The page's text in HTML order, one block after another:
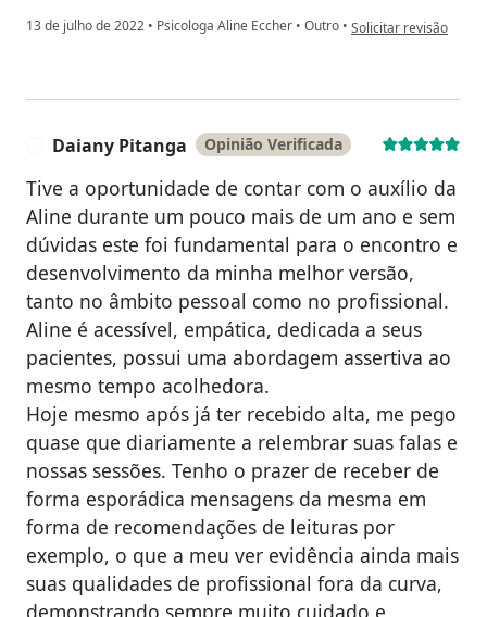
13 de julho de 2022 • Psicologa Aline Eccher • Outro • na opinião do
Solicitar revisão
Daiany Pitanga Opinião Verificada
Tive a oportunidade de contar com o auxílio da
Aline durante um pouco mais de um ano e sem
dúvidas este foi fundamental para o encontro e
desenvolvimento da minha melhor versão,
tanto no âmbito pessoal como no profissional.
Aline é acessível, empática, dedicada a seus
pacientes, possui uma abordagem assertiva ao
mesmo tempo acolhedora.
Hoje mesmo após já ter recebido alta, me pego
quase que diariamente a relembrar suas falas e
nossas sessões. Tenho o prazer de receber de
forma esporádica mensagens da mesma em
forma de recomendações de leituras por
exemplo, o que a meu ver evidência ainda mais
suas qualidades de profissional fora da curva,
demonstrando sempre muito cuidado e